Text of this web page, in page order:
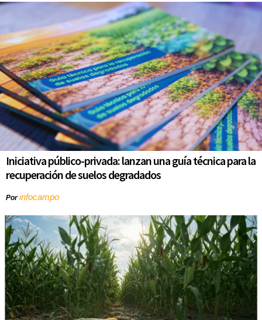
Iniciativa público-privada: lanzan una guía técnica para la
recuperación de suelos degradados
Porinfocampo